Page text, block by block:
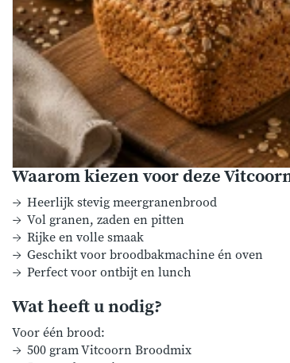
Waarom kiezen voor deze
Heerlijk stevig meergranenbrood
Vol granen, zaden en pitten
Rijke en volle smaak
Geschikt voor broodbakmachine én oven
Perfect voor ontbijt en lunch
Wat heeft u nodig?
Voor één brood:
500 gram Vitcoorn Broodmix